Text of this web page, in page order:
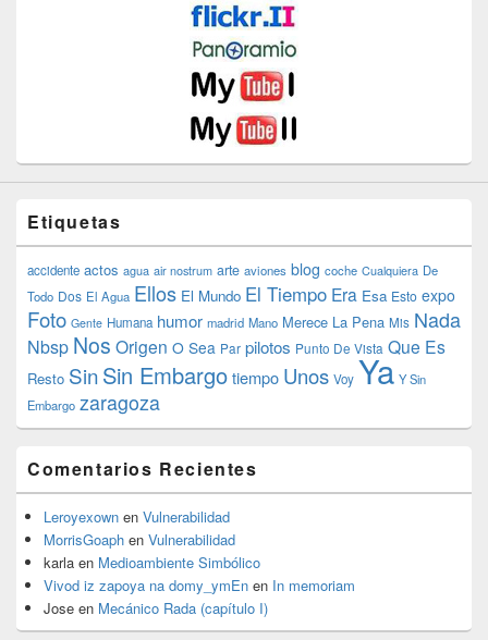
Etiquetas
accidente actos agua air nostrum arte aviones blog coche Cualquiera De
Todo Dos El Agua Ellos El Mundo El Tiempo Era Esa Esto expo
Foto Gente Humana humor madrid Mano Merece La Pena Mis Nada
Nbsp Nos Origen O Sea Par pilotos Punto De Vista Que Es
Resto SinSin Embargotiempo Unos Voy Ya Y Sin
Embargo zaragoza
Comentarios Recientes
Leroyexown en Vulnerabilidad
MorrisGoaph en Vulnerabilidad
karla en Medioambiente Simbólico
Vivod iz zapoya na domy_ymEn en In memoriam
Jose en Mecánico Rada (capítulo I)